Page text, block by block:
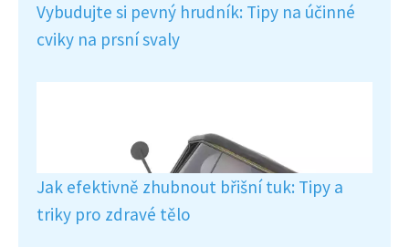
Vybudujte si pevný hrudník: Tipy na účinné
cviky na prsní svaly
Jak efektivně zhubnout břišní tuk: Tipy a
triky pro zdravé tělo